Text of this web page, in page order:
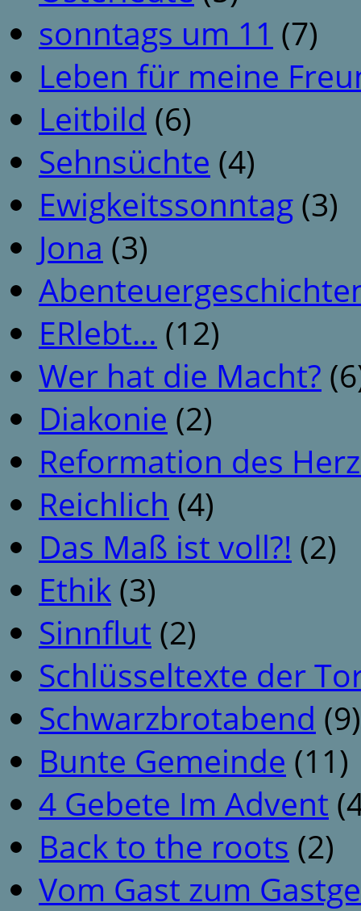
sonntags um 11 (7)
Leben für meine
Leitbild (6)
Sehnsüchte (4)
Ewigkeitssonntag (3)
Jona (3)
ERlebt… (12)
Wer hat die Macht?
Diakonie (2)
Reformation des
Reichlich (4)
Das Maß ist voll?! (2)
Ethik (3)
Sinnflut (2)
Schlüsseltexte der
Schwarzbrotabend (9)
Bunte Gemeinde (11)
4 Gebete Im Advent
Back to the roots (2)
Vom Gast zum